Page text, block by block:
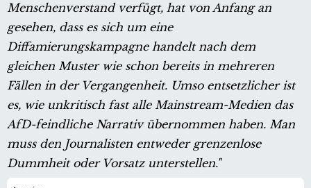
Menschenverstand verfügt, hat von Anfang an
gesehen, dass es sich um eine
Diffamierungskampagne handelt nach dem
gleichen Muster wie schon bereits in mehreren
Fällen in der Vergangenheit. Umso entsetzlicher ist
es, wie unkritisch fast alle Mainstream-Medien das
AfD-feindliche Narrativ übernommen haben. Man
muss den Journalisten entweder grenzenlose
Dummheit oder Vorsatz unterstellen."